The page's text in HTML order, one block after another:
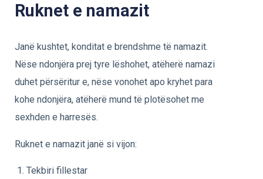
Ruknet e namazit
Janë kushtet, konditat e brendshme të namazit.
Nëse ndonjëra prej tyre lëshohet, atëherë namazi
duhet përsëritur e, nëse vonohet apo kryhet para
kohe ndonjëra, atëherë mund të plotësohet me
sexhden e harresës.
Ruknet e namazit janë si vijon:
Tekbiri fillestar